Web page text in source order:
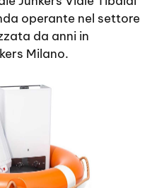
operante nel settore
da anni in
Milano.